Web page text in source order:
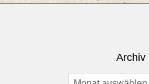
Archiv
Archiv